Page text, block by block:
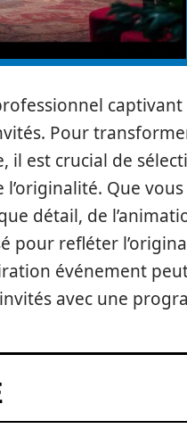
Pour
il est crucial de
Que
détail, de
pour refléter
événement
avec une